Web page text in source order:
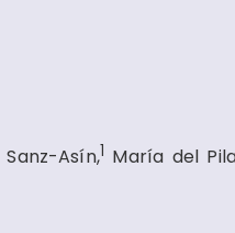
Asín,1 María del